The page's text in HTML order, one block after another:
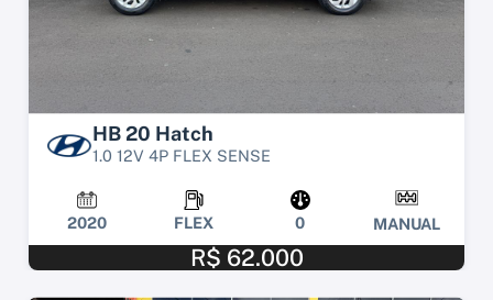
HB 20 Hatch
1.0 12V 4P FLEX SENSE
2020 FLEX 0 MANUAL
R$ 62.000